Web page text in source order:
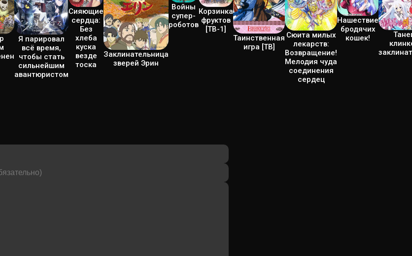
Я парировал
всё время,
чтобы стать
сильнейшим
авантюристом
Сияющие
сердца:
Без
хлеба
куска
везде
тоска
Заклинательница
зверей Эрин
Войны
супер-
роботов
Корзинка
фруктов
[ТВ-1]
Таинственная
игра [ТВ]
Сюита милых
лекарств:
Возвращение!
Мелодия чуда
соединения
сердец
Нашествие
бродячих
кошек!